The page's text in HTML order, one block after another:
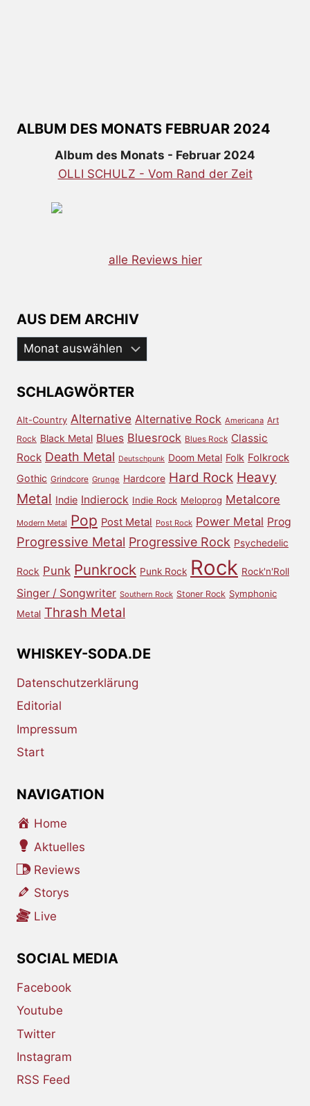
ALBUM DES MONATS FEBRUAR 2024
Album des Monats - Februar 2024
OLLI SCHULZ - Vom Rand der Zeit
alle Reviews hier
AUS DEM ARCHIV
Aus
dem
SCHLAGWÖRTER
Alt-Country Alternative Alternative Rock Americana Art
Rock Black Metal Blues Bluesrock Blues Rock Classic
Rock Death Metal Deutschpunk Doom Metal Folk Folkrock
Gothic Grindcore Grunge Hardcore Hard Rock Heavy
Metal Indie Indierock Indie Rock Meloprog Metalcore
Modern Metal Pop Post Metal Post Rock Power Metal Prog
Progressive Metal Progressive Rock Psychedelic
Rock Punk Punkrock Punk Rock Rock Rock'n'Roll
Singer / Songwriter Southern Rock Stoner Rock Symphonic
Metal Thrash Metal
WHISKEY-SODA.DE
Datenschutzerklärung
Editorial
Impressum
Start
NAVIGATION
Home
Aktuelles
Reviews
Storys
Live
SOCIAL MEDIA
Facebook
Youtube
Twitter
Instagram
RSS Feed